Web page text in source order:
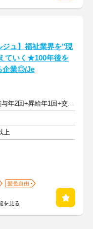
ジュ】福祉業界を"現
ていく★100年後を
企業◎/Je
月給30～45.1万円+賞与年2回+昇給年1回+交通費全額
上
髪色自由
を見る